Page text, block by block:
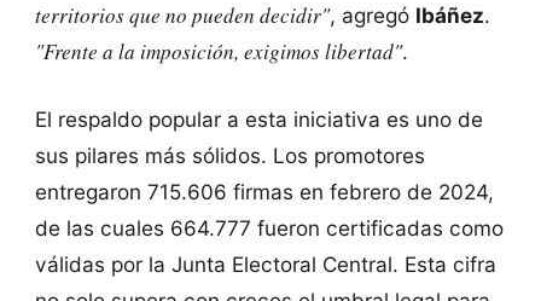
territorios que no pueden decidir", agregó Ibáñez.
"Frente a la imposición, exigimos libertad".
El respaldo popular a esta iniciativa es uno de
sus pilares más sólidos. Los promotores
entregaron 715.606 firmas en febrero de 2024,
de las cuales 664.777 fueron certificadas como
válidas por la Junta Electoral Central. Esta cifra